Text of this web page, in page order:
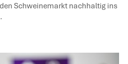
Schweinemarkt nachhaltig ins